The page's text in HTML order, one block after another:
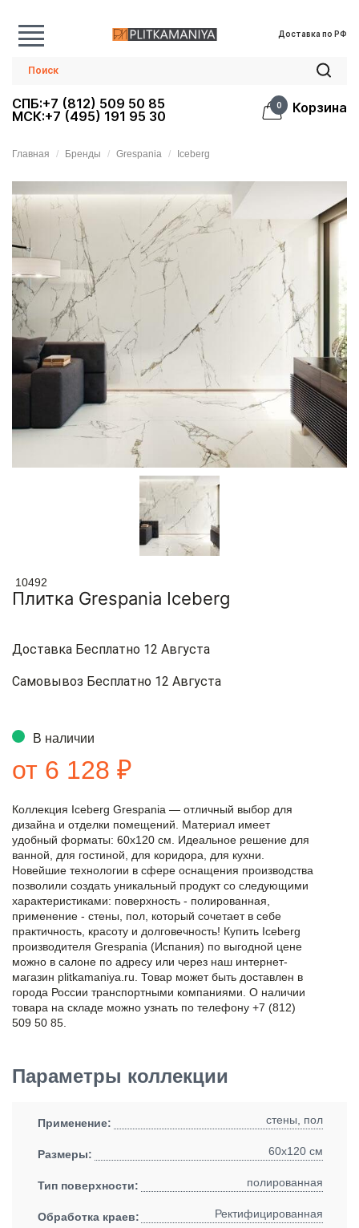
Доставка по РФ
СПБ:+7 (812) 509 50 85
МСК:+7 (495) 191 95 30
0 Корзина
Главная Бренды Grespania Iceberg
10492
Плитка Grespania Iceberg
Доставка Бесплатно 12 Августа
Самовывоз Бесплатно 12 Августа
В наличии
от 6 128 ₽
Коллекция Iceberg Grespania — отличный выбор для
дизайна и отделки помещений. Материал имеет
удобный форматы: 60x120 см. Идеальное решение для
ванной, для гостиной, для коридора, для кухни.
Новейшие технологии в сфере оснащения производства
позволили создать уникальный продукт со следующими
характеристиками: поверхность - полированная,
применение - стены, пол, который сочетает в себе
практичность, красоту и долговечность! Купить Iceberg
производителя Grespania (Испания) по выгодной цене
можно в салоне по адресу или через наш интернет-
магазин plitkamaniya.ru. Товар может быть доставлен в
города России транспортными компаниями. О наличии
товара на складе можно узнать по телефону +7 (812)
509 50 85.
Параметры коллекции
Применение: стены, пол
Размеры: 60x120 см
Тип поверхности: полированная
Обработка краев: Ректифицированная